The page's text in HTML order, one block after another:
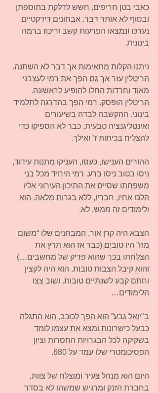
כאבי בטן חריפים, חשש לדלקת בתוספתן
ובסוף לא אותר דבר. אבחונים דידקטיים
נערכו ונמצאו הפרעות קשב וריכוז ברמה
בינונית.
ניתנו הקלות מתאימות אך דבר לא השתנה.
הריטלין עזר אך גם הפך את רמי לעצבני
מאוד וחרדות החלו להופיע לראשונה.
הריטלין הופסק. רמי הפך בהדרגה לתלמיד
בינוני. ההקשבה לבדה בשיעורים
ואינטליגנציה טבעית, כבר לא הספיקו כדי
להצליח בכיתות ז’ ואילך.
ההורים הענישו, כעסו, העניקו מתנות עידוד,
ניסו בטוב ניסו ברע. רמי היחיד מכל בני
משפחתו שסיים את התיכון העירוני אליו
הלכו אחיו, חבריו, ללא בגרות מלאה. הוא
ולימודים זה ממש, לא.
הצבא היה קרן אור, המבחנים שלו “משום
מה” היו טובים (כבר אז הוא תרץ את
הצלחתו בכך שהוא פריק של מחשבים…)
והוא קיבל הצבות טובות. הוא היה לקצין
וחתם קבע לשנתיים טובות. ושוב צצו
הלימודים…
ב"יואל גבע” הוא הפך לכוכב, הוא התגלה
כבעל כישרונות ומצא את עצמו לומד
בשקיקה לכל הבגרויות החסרות וציון
הפסיכומטרי שלו עמד על 680.
היום הוא מנהל צעיר ומוצלח של צוות,
בחברת הזנק ומרגיש שמשהו לא בסדר